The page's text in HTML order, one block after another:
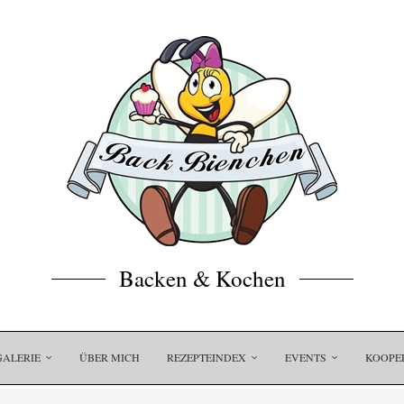
Backen & Kochen
ÜBER MICH REZEPTEINDEX EVENTS